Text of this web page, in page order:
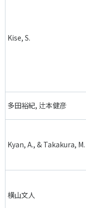
SPORT POLICY
スポーツ 歴史の検
スポーツ辞典
Kise, S.
多田裕紀, 辻本健彦
Kyan, A., & Takakura, M.
横山文人